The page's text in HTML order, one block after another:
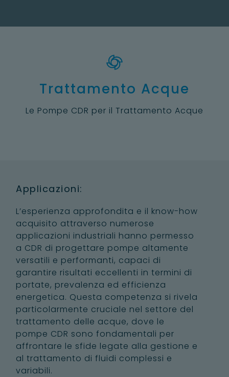
Trattamento Acque
Le Pompe CDR per il Trattamento Acque
Applicazioni:
L’esperienza approfondita e il know-how
acquisito attraverso numerose
applicazioni industriali hanno permesso
a CDR di progettare pompe altamente
versatili e performanti, capaci di
garantire risultati eccellenti in termini di
portate, prevalenza ed efficienza
energetica. Questa competenza si rivela
particolarmente cruciale nel settore del
trattamento delle acque, dove le
pompe CDR sono fondamentali per
affrontare le sfide legate alla gestione e
al trattamento di fluidi complessi e
variabili.